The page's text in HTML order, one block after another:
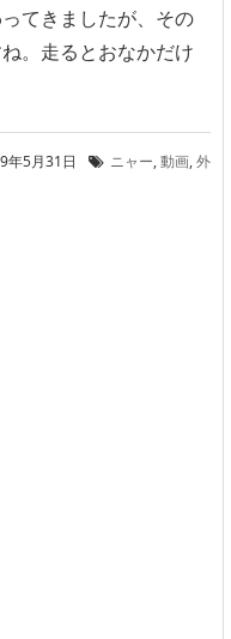
てきましたが、その
。走るとおなかだけ
年5月31日 ニャー,動画,外